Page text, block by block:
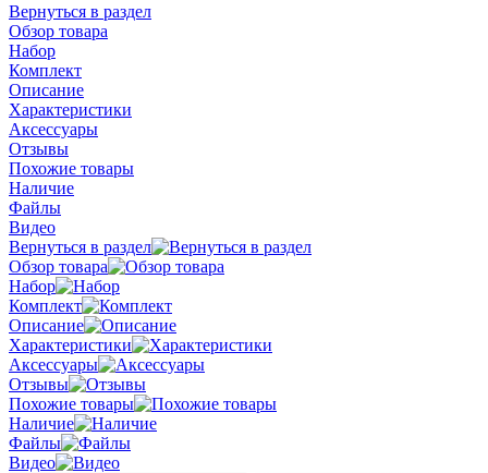
Вернуться в раздел
Обзор товара
Набор
Комплект
Описание
Характеристики
Аксессуары
Отзывы
Похожие товары
Наличие
Файлы
Видео
Вернуться в раздел
Обзор товара
Набор
Комплект
Описание
Характеристики
Аксессуары
Отзывы
Похожие товары
Наличие
Файлы
Видео